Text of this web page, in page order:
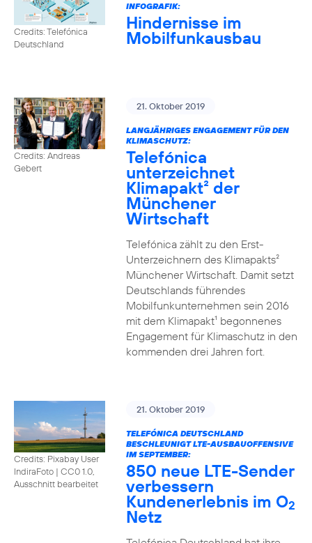
Credits: Telefónica
Deutschland
INFOGRAFIK:
Hindernisse im
Mobilfunkausbau
Credits: Andreas
Gebert
21. Oktober 2019
LANGJÄHRIGES ENGAGEMENT FÜR DEN
KLIMASCHUTZ:
Telefónica
unterzeichnet
Klimapakt² der
Münchener
Wirtschaft
Telefónica zählt zu den Erst-
Unterzeichnern des Klimapakts²
Münchener Wirtschaft. Damit setzt
Deutschlands führendes
Mobilfunkunternehmen sein 2016
mit dem Klimapakt¹ begonnenes
Engagement für Klimaschutz in den
kommenden drei Jahren fort.
Credits: Pixabay User
IndiraFoto | CC0 1.0,
Ausschnitt bearbeitet
21. Oktober 2019
TELEFÓNICA DEUTSCHLAND
BESCHLEUNIGT LTE-AUSBAUOFFENSIVE
IM SEPTEMBER:
850 neue LTE-Sender
verbessern
Kundenerlebnis im O2
Netz